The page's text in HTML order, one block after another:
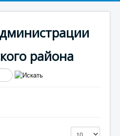
района
Кол-во строк: